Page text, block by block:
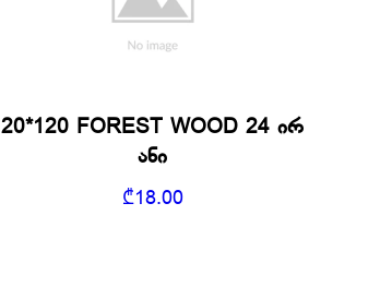
20*120 FOREST WOOD 24 ირ
ანი
₾18.00